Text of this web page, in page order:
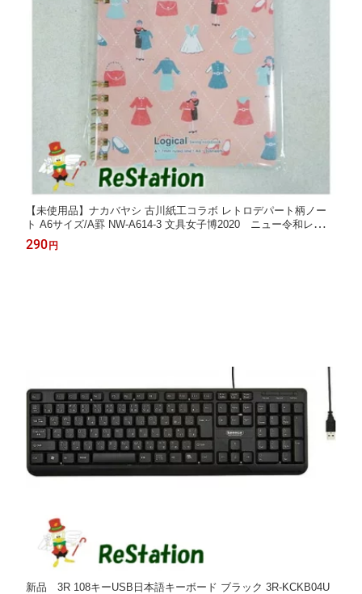
【未使用品】ナカバヤシ 古川紙工コラボ レトロデパート柄ノー
ト A6サイズ/A罫 NW-A614-3 文具女子博2020 ニュー令和レトロ
デパートデザイン メール便送料無料
290 円
新品 3R 108キーUSB日本語キーボード ブラック 3R-KCKB04U